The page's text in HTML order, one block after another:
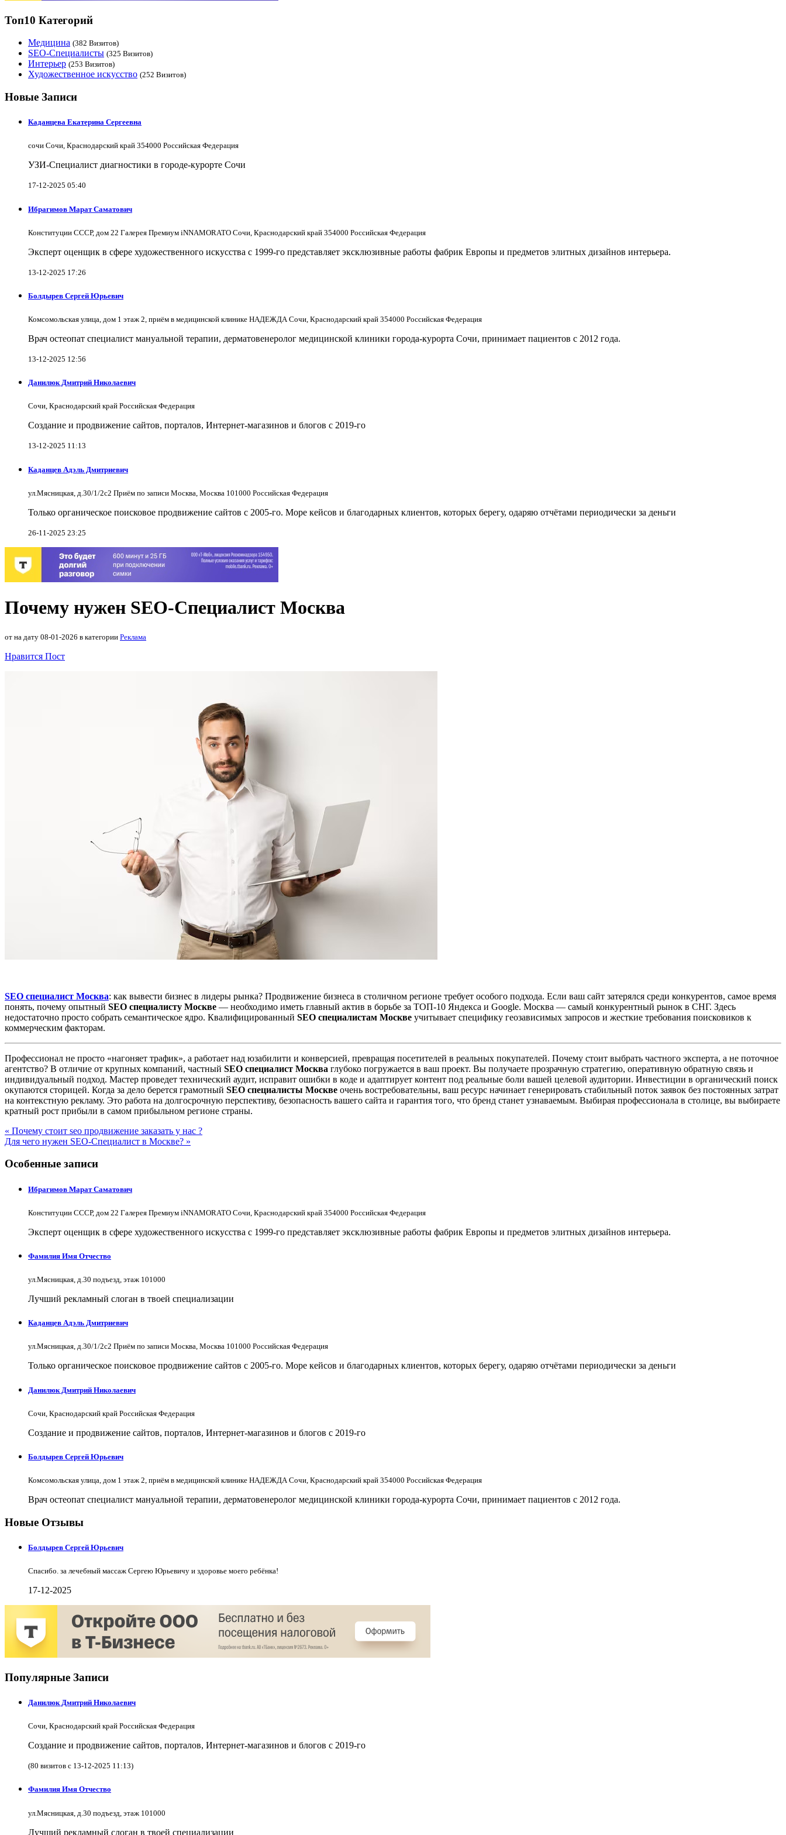
Топ10 Категорий
Медицина (382 Визитов)
SEO-Специалисты (325 Визитов)
Интерьер (253 Визитов)
Художественное искусство (252 Визитов)
Новые Записи
Каданцева Екатерина Сергеевна
сочи Сочи, Краснодарский край 354000 Российская Федерация
УЗИ-Специалист диагностики в городе-курорте Сочи
17-12-2025 05:40
Ибрагимов Марат Саматович
Конституции СССР, дом 22 Галерея Премиум iNNAMORATO Сочи, Краснодарский край 354000 Российская Федерация
Эксперт оценщик в сфере художественного искусства с 1999-го представляет эксклюзивные работы фабрик Европы и предметов элитных дизайнов интерьера.
13-12-2025 17:26
Болдырев Сергей Юрьевич
Комсомольская улица, дом 1 этаж 2, приём в медицинской клинике НАДЕЖДА Сочи, Краснодарский край 354000 Российская Федерация
Врач остеопат специалист мануальной терапии, дерматовенеролог медицинской клиники города-курорта Сочи, принимает пациентов с 2012 года.
13-12-2025 12:56
Данилюк Дмитрий Николаевич
Сочи, Краснодарский край Российская Федерация
Создание и продвижение сайтов, порталов, Интернет-магазинов и блогов с 2019-го
13-12-2025 11:13
Каданцев Адэль Дмитриевич
ул.Мясницкая, д.30/1/2с2 Приём по записи Москва, Москва 101000 Российская Федерация
Только органическое поисковое продвижение сайтов с 2005-го. Море кейсов и благодарных клиентов, которых берегу, одаряю отчётами периодически за деньги
26-11-2025 23:25
Почему нужен SEO-Специалист Москва
от на дату 08-01-2026 в категории Реклама
Нравится Пост
SEO специалист Москва: как вывести бизнес в лидеры рынка? Продвижение бизнеса в столичном регионе требует особого подхода. Если ваш сайт затерялся среди конкурентов, самое время
понять, почему опытный SEO специалисту Москве — необходимо иметь главный актив в борьбе за ТОП-10 Яндекса и Google. Москва — самый конкурентный рынок в СНГ. Здесь
недостаточно просто собрать семантическое ядро. Квалифицированный SEO специалистам Москве учитывает специфику геозависимых запросов и жесткие требования поисковиков к
коммерческим факторам.
Профессионал не просто «нагоняет трафик», а работает над юзабилити и конверсией, превращая посетителей в реальных покупателей. Почему стоит выбрать частного эксперта, а не поточное
агентство? В отличие от крупных компаний, частный SEO специалист Москва глубоко погружается в ваш проект. Вы получаете прозрачную стратегию, оперативную обратную связь и
индивидуальный подход. Мастер проведет технический аудит, исправит ошибки в коде и адаптирует контент под реальные боли вашей целевой аудитории. Инвестиции в органический поиск
окупаются сторицей. Когда за дело берется грамотный SEO специалисты Москве очень востребовательны, ваш ресурс начинает генерировать стабильный поток заявок без постоянных затрат
на контекстную рекламу. Это работа на долгосрочную перспективу, безопасность вашего сайта и гарантия того, что бренд станет узнаваемым. Выбирая профессионала в столице, вы выбираете
кратный рост прибыли в самом прибыльном регионе страны.
« Почему стоит seo продвижение заказать у нас ?
Для чего нужен SEO-Специалист в Москве? »
Особенные записи
Ибрагимов Марат Саматович
Конституции СССР, дом 22 Галерея Премиум iNNAMORATO Сочи, Краснодарский край 354000 Российская Федерация
Эксперт оценщик в сфере художественного искусства с 1999-го представляет эксклюзивные работы фабрик Европы и предметов элитных дизайнов интерьера.
Фамилия Имя Отчество
ул.Мясницкая, д.30 подъезд, этаж 101000
Лучший рекламный слоган в твоей специализации
Каданцев Адэль Дмитриевич
ул.Мясницкая, д.30/1/2с2 Приём по записи Москва, Москва 101000 Российская Федерация
Только органическое поисковое продвижение сайтов с 2005-го. Море кейсов и благодарных клиентов, которых берегу, одаряю отчётами периодически за деньги
Данилюк Дмитрий Николаевич
Сочи, Краснодарский край Российская Федерация
Создание и продвижение сайтов, порталов, Интернет-магазинов и блогов с 2019-го
Болдырев Сергей Юрьевич
Комсомольская улица, дом 1 этаж 2, приём в медицинской клинике НАДЕЖДА Сочи, Краснодарский край 354000 Российская Федерация
Врач остеопат специалист мануальной терапии, дерматовенеролог медицинской клиники города-курорта Сочи, принимает пациентов с 2012 года.
Новые Отзывы
Болдырев Сергей Юрьевич
Спасибо. за лечебный массаж Сергею Юрьевичу и здоровье моего ребёнка!
17-12-2025
Популярные Записи
Данилюк Дмитрий Николаевич
Сочи, Краснодарский край Российская Федерация
Создание и продвижение сайтов, порталов, Интернет-магазинов и блогов с 2019-го
(80 визитов с 13-12-2025 11:13)
Фамилия Имя Отчество
ул.Мясницкая, д.30 подъезд, этаж 101000
Лучший рекламный слоган в твоей специализации